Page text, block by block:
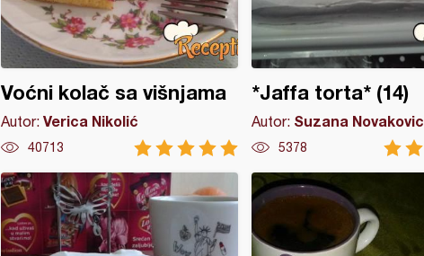
Voćni kolač sa višnjama
Autor: Verica Nikolić
40713
*Jaffa torta* (14)
Autor: Suzana Novakovic
5378